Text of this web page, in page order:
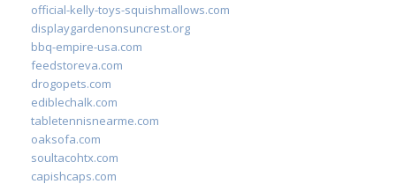
official-kelly-toys-squishmallows.com
displaygardenonsuncrest.org
bbq-empire-usa.com
feedstoreva.com
drogopets.com
ediblechalk.com
tabletennisnearme.com
oaksofa.com
soultacohtx.com
capishcaps.com